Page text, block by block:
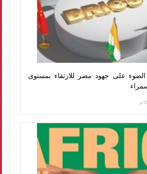
على جهود مصر للارتقاء بمستوى